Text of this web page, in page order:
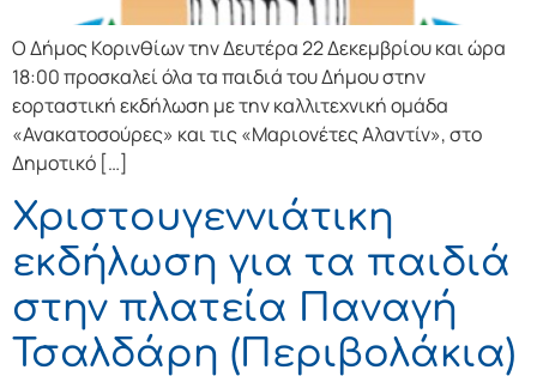
Ο Δήμος Κορινθίων την Δευτέρα 22 Δεκεμβρίου και ώρα
18:00 προσκαλεί όλα τα παιδιά του Δήμου στην
εορταστική εκδήλωση με την καλλιτεχνική ομάδα
«Ανακατοσούρες» και τις «Μαριονέτες Αλαντίν», στο
Δημοτικό […]
Χριστουγεννιάτικη
εκδήλωση για τα παιδιά
στην πλατεία Παναγή
Τσαλδάρη (Περιβολάκια)